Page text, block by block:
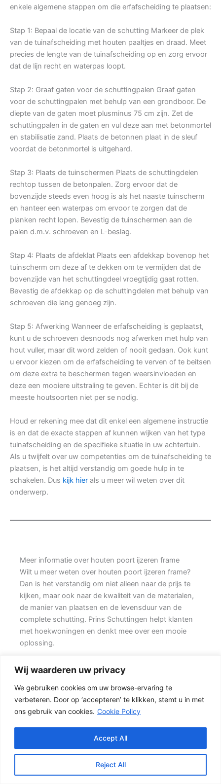
Wij waarderen uw privacy
We gebruiken cookies om uw browse-ervaring te
verbeteren. Door op ‘accepteren’ te klikken, stemt u in met
ons gebruik van cookies. Cookie Policy
Reject All
Accept All
enkele algemene stappen om die erfafscheiding te plaatsen:
Stap 1: Bepaal de locatie van de schutting Markeer de plek
van de tuinafscheiding met houten paaltjes en draad. Meet
precies de lengte van de tuinafscheiding op en zorg ervoor
dat de lijn recht en waterpas loopt.
Stap 2: Graaf gaten voor de schuttingpalen Graaf gaten
voor de schuttingpalen met behulp van een grondboor. De
diepte van de gaten moet plusminus 75 cm zijn. Zet de
schuttingpalen in de gaten en vul deze aan met betonmortel
en stabilisatie zand. Plaats de betonnen plaat in de sleuf
voordat de betonmortel is uitgehard.
Stap 3: Plaats de tuinschermen Plaats de schuttingdelen
rechtop tussen de betonpalen. Zorg ervoor dat de
bovenzijde steeds even hoog is als het naaste tuinscherm
en hanteer een waterpas om ervoor te zorgen dat de
planken recht lopen. Bevestig de tuinschermen aan de
palen d.m.v. schroeven en L-beslag.
Stap 4: Plaats de afdeklat Plaats een afdekkap bovenop het
tuinscherm om deze af te dekken om te vermijden dat de
bovenzijde van het schuttingdeel vroegtijdig gaat rotten.
Bevestig de afdekkap op de schuttingdelen met behulp van
schroeven die lang genoeg zijn.
Stap 5: Afwerking Wanneer de erfafscheiding is geplaatst,
kunt u de schroeven desnoods nog afwerken met hulp van
hout vuller, maar dit word zelden of nooit gedaan. Ook kunt
u ervoor kiezen om de erfafscheiding te verven of te beitsen
om deze extra te beschermen tegen weersinvloeden en
deze een mooiere uitstraling te geven. Echter is dit bij de
meeste houtsoorten niet per se nodig.
Houd er rekening mee dat dit enkel een algemene instructie
is en dat de exacte stappen af kunnen wijken van het type
tuinafscheiding en de specifieke situatie in uw achtertuin.
Als u twijfelt over uw competenties om de tuinafscheiding te
plaatsen, is het altijd verstandig om goede hulp in te
schakelen. Dus kijk hier als u meer wil weten over dit
onderwerp.
Meer informatie over houten poort ijzeren frame
Wilt u meer weten over houten poort ijzeren frame?
Dan is het verstandig om niet alleen naar de prijs te
kijken, maar ook naar de kwaliteit van de materialen,
de manier van plaatsen en de levensduur van de
complete schutting. Prins Schuttingen helpt klanten
met hoekwoningen en denkt mee over een mooie
oplossing.
Een nette tuinafscheiding vraagt om meer dan alleen
een paar schermen en palen. Wilt u zo min mogelijk
onderhoud, dan is een betonschutting of hout-beton
combinatie vaak een slimme keuze. Daarbij spelen
ook zaken mee zoals windbelasting,
hoogteverschillen, grondsoort, erfgrens en de
bereikbaarheid van de tuin.
De juiste keuze voor uw tuin